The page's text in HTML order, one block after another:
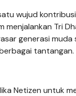
wujud
menjalankan Tri
generasi
tantangan.
Netizen untuk